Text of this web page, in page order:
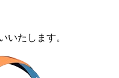
いたします。